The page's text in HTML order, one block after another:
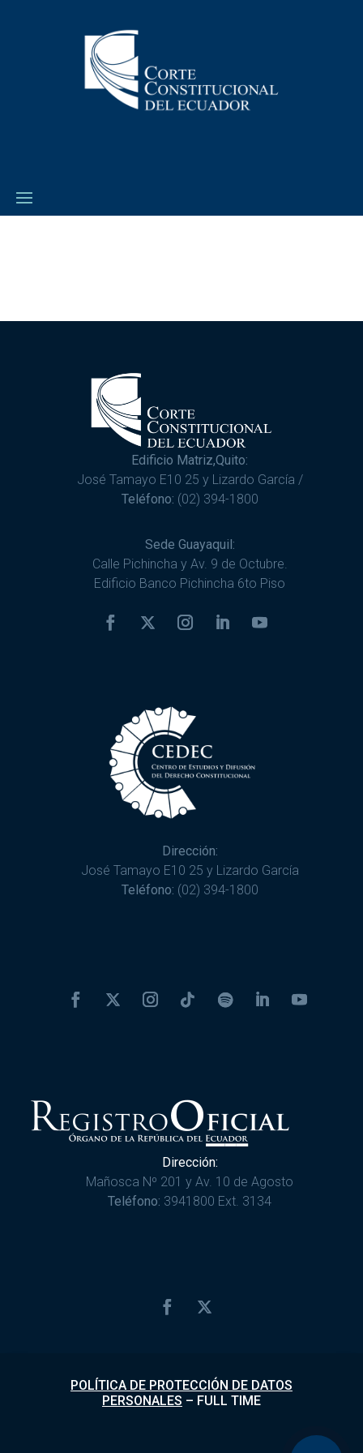
Edificio Matriz,Quito:
José Tamayo E10 25 y Lizardo García /
Teléfono: (02) 394-1800
Sede Guayaquil:
Calle Pichincha y Av. 9 de Octubre.
Edificio Banco Pichincha 6to Piso
Dirección:
José Tamayo E10 25 y Lizardo García
Teléfono: (02) 394-1800
Dirección:
Mañosca Nº 201 y Av. 10 de Agosto
Teléfono: 3941800 Ext. 3134
POLÍTICA DE PROTECCIÓN DE DATOS
PERSONALES – FULL TIME